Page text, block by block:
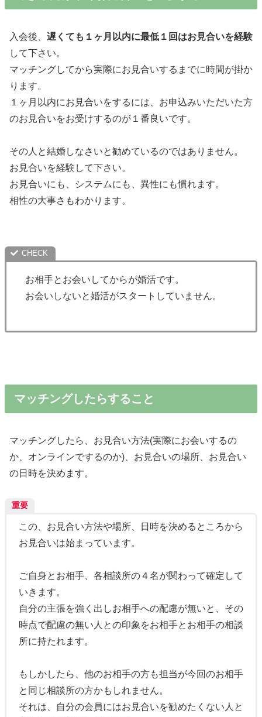
入会後、 遅くても１ヶ月以内に最低１回はお見合いを経験
して下さい。
マッチングしてから実際にお見合いするまでに時間が掛か
ります。
１ヶ月以内にお見合いをするには、お申込みいただいた方
のお見合いをお受けするのが１番良いです。
その人と結婚しなさいと勧めているのではありません。
お見合いを経験して下さい。
お見合いにも、システムにも、異性にも慣れます。
相性の大事さもわかります。
お相手とお会いしてからが婚活です。
お会いしないと婚活がスタートしていません。
マッチングしたらすること
マッチングしたら、お見合い方法(実際にお会いするの
か、オンラインでするのか)、お見合いの場所、お見合い
の日時を決めます。
重要
この、お見合い方法や場所、日時を決めるところから
お見合いは始まっています。
ご自身とお相手、各相談所の４名が関わって確定して
いきます。
自分の主張を強く出しお相手への配慮が無いと、その
時点で配慮の無い人との印象をお相手とお相手の相談
所に持たれます。
もしかしたら、他のお相手の方も担当が今回のお相手
と同じ相談所の方かもしれません。
それは、自分の会員にはお見合いを勧めたくない人と